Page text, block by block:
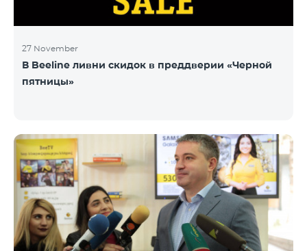
27 November
В Beeline ливни скидок в преддверии «Черной
пятницы»